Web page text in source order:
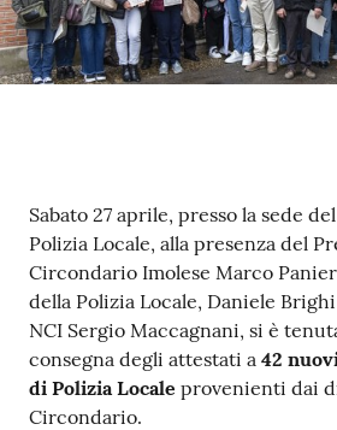
Contenuto
Sabato 27 aprile, presso la sede
Polizia Locale, alla presenza del
Circondario Imolese Marco
della Polizia Locale, Daniele
NCI Sergio Maccagnani, si è
consegna degli attestati a 42
di Polizia Locale provenienti dai
Circondario.